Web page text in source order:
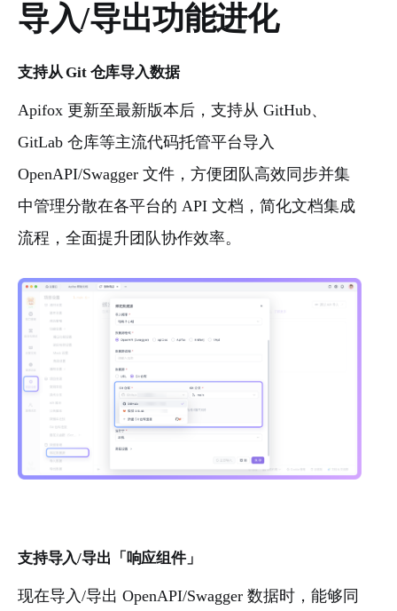
导入/导出功能进化
支持从 Git 仓库导入数据
Apifox 更新至最新版本后，支持从 GitHub、
GitLab 仓库等主流代码托管平台导入
OpenAPI/Swagger 文件，方便团队高效同步并集
中管理分散在各平台的 API 文档，简化文档集成
流程，全面提升团队协作效率。
支持导入/导出「响应组件」
现在导入/导出 OpenAPI/Swagger 数据时，能够同